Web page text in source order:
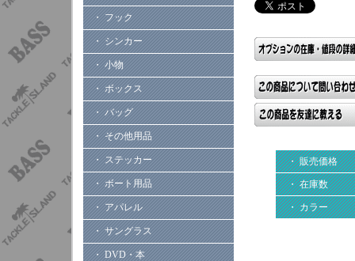
・ フック
・ シンカー
・ 小物
・ ボックス
・ バッグ
・ その他用品
・ ステッカー
・ ボート用品
・ アパレル
・ サングラス
・ DVD・本
・ 販売価格
・ 在庫数
・ カラー